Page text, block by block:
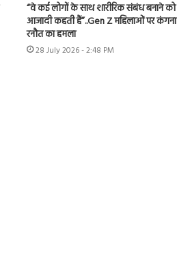
“वे कई लोगों के साथ शारीरिक संबंध बनाने को
आजादी कहती हैं”..Gen Z महिलाओं पर कंगना
रनौत का हमला
28 July 2026 - 2:48 PM